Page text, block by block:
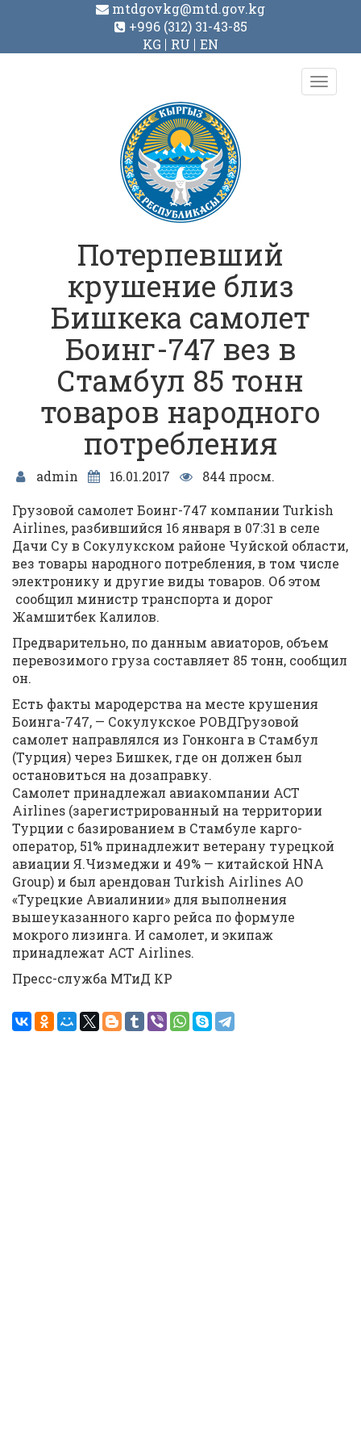
mtdgovkg@mtd.gov.kg
+996 (312) 31-43-85
KG
RU EN
Toggle
Потерпевший
крушение близ
Бишкека самолет
Боинг-747 вез в
Стамбул 85 тонн
товаров народного
потребления
admin 16.01.2017
844 просм.
Грузовой самолет Боинг-747 компании Turkish
Airlines, разбившийся 16 января в 07:31 в селе
Дачи Су в Сокулукском районе Чуйской области,
вез товары народного потребления, в том числе
электронику и другие виды товаров. Об этом
сообщил министр транспорта и дорог
Жамшитбек Калилов.
Предварительно, по данным авиаторов, объем
перевозимого груза составляет 85 тонн, сообщил
он.
Есть факты мародерства на месте крушения
Боинга-747, — Сокулукское РОВДГрузовой
самолет направлялся из Гонконга в Стамбул
(Турция) через Бишкек, где он должен был
остановиться на дозаправку.
Самолет принадлежал авиакомпании ACT
Airlines (зарегистрированный на территории
Турции с базированием в Стамбуле карго-
оператор, 51% принадлежит ветерану турецкой
авиации Я.Чизмеджи и 49% — китайской HNA
Group) и был арендован Turkish Airlines АО
«Турецкие Авиалинии» для выполнения
вышеуказанного карго рейса по формуле
мокрого лизинга. И самолет, и экипаж
принадлежат ACT Airlines.
Пресс-служба МТиД КР